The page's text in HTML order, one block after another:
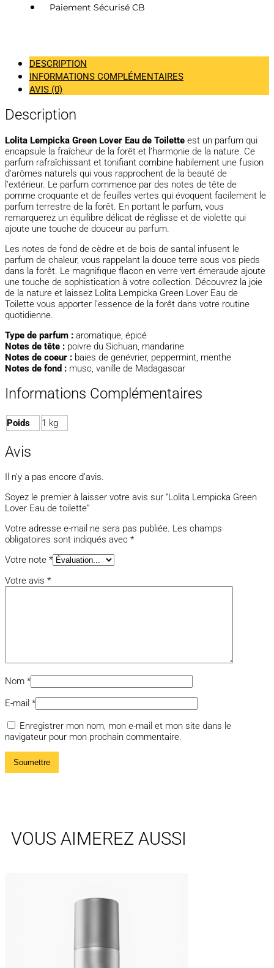
Paiement Sécurisé CB
DESCRIPTION
INFORMATIONS COMPLÉMENTAIRES
AVIS (0)
Description
Lolita Lempicka Green Lover Eau de Toilette est un parfum qui
encapsule la fraîcheur de la forêt et l’harmonie de la nature. Ce
parfum rafraîchissant et tonifiant combine habilement une fusion
d’arômes naturels qui vous rapprochent de la beauté de
l’extérieur. Le parfum commence par des notes de tête de
pomme croquante et de feuilles vertes qui évoquent facilement le
parfum terrestre de la forêt. En portant le parfum, vous
remarquerez un équilibre délicat de réglisse et de violette qui
ajoute une touche de douceur au parfum.
Les notes de fond de cèdre et de bois de santal infusent le
parfum de chaleur, vous rappelant la douce terre sous vos pieds
dans la forêt. Le magnifique flacon en verre vert émeraude ajoute
une touche de sophistication à votre collection. Découvrez la joie
de la nature et laissez Lolita Lempicka Green Lover Eau de
Toilette vous apporter l’essence de la forêt dans votre routine
quotidienne.
Type de parfum : aromatique, épicé
Notes de tête : poivre du Sichuan, mandarine
Notes de coeur : baies de genévrier, peppermint, menthe
Notes de fond : musc, vanille de Madagascar
Informations Complémentaires
Poids 1 kg
Avis
Il n’y a pas encore d’avis.
Soyez le premier à laisser votre avis sur “Lolita Lempicka Green
Lover Eau de toilette”
Votre adresse e-mail ne sera pas publiée. Les champs
obligatoires sont indiqués avec *
Votre note *
Votre avis *
Nom *
E-mail *
Enregistrer mon nom, mon e-mail et mon site dans le
navigateur pour mon prochain commentaire.
VOUS AIMEREZ AUSSI